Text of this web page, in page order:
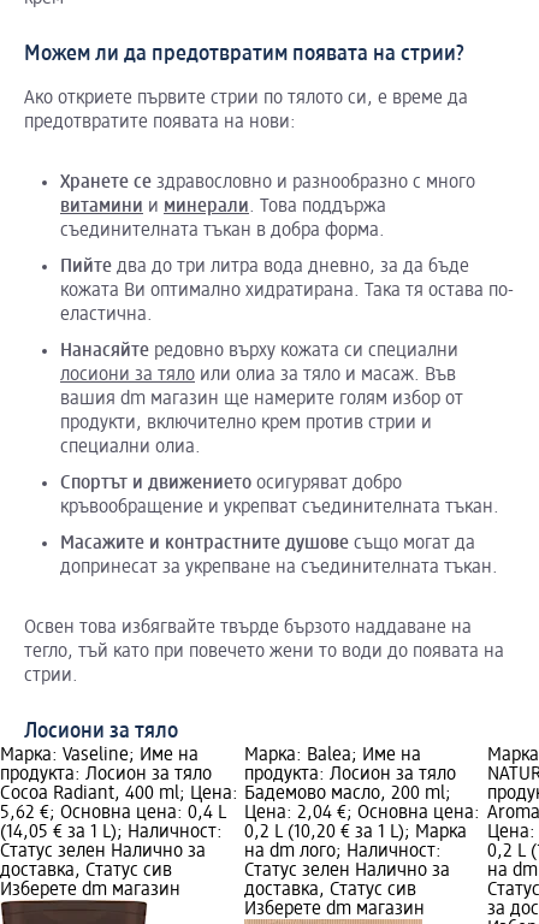
Можем ли да предотвратим появата на стрии?
Ако откриете първите стрии по тялото си, е време да
предотвратите появата на нови:
Хранете се здравословно и разнообразно с много
витамини и минерали. Това поддържа
съединителната тъкан в добра форма.
Пийте два до три литра вода дневно, за да бъде
кожата Ви оптимално хидратирана. Така тя остава по-
еластична.
Нанасяйте редовно върху кожата си специални
лосиони за тяло или олиа за тяло и масаж. Във
вашия dm магазин ще намерите голям избор от
продукти, включително крем против стрии и
специални олиа.
Спортът и движението осигуряват добро
кръвообращение и укрепват съединителната тъкан.
Масажите и контрастните душове също могат да
допринесат за укрепване на съединителната тъкан.
Освен това избягвайте твърде бързото наддаване на
тегло, тъй като при повечето жени то води до появата на
стрии.
Лосиони за тяло
Марка: Vaseline; Име на
продукта: Лосион за тяло
Cocoa Radiant, 400 ml; Цена:
5,62 €; Основна цена: 0,4 L
(14,05 € за 1 L); Наличност:
Статус зелен Налично за
доставка, Статус сив
Изберете dm магазин
Марка: Balea; Име на
продукта: Лосион за тяло
Бадемово масло, 200 ml;
Цена: 2,04 €; Основна цена:
0,2 L (10,20 € за 1 L); Марка
на dm лого; Наличност:
Статус зелен Налично за
доставка, Статус сив
Изберете dm магазин
Цена:
0,2 L
на
за